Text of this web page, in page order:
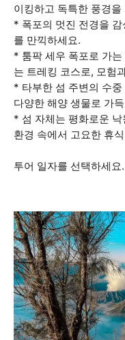
이킹하고 독특한 풍경을
* 폭포의 멋진 전경을
를 만끽하세요.
* 툼팍 세우 폭포로 가
는 트레킹 코스로, 모험
* 타부한 섬 주변의 수
다양한 해양 생물로 가
* 섬 자체는 평화로운
환경 속에서 고요한 휴
투어 일자를 선택하세요.